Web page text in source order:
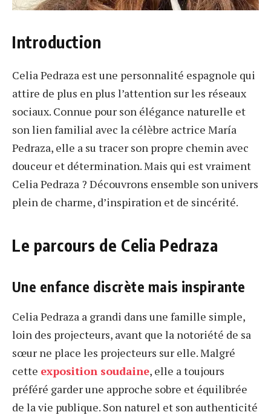
Introduction
Celia Pedraza est une personnalité espagnole qui
attire de plus en plus l’attention sur les réseaux
sociaux. Connue pour son élégance naturelle et
son lien familial avec la célèbre actrice María
Pedraza, elle a su tracer son propre chemin avec
douceur et détermination. Mais qui est vraiment
Celia Pedraza ? Découvrons ensemble son univers
plein de charme, d’inspiration et de sincérité.
Le parcours de Celia Pedraza
Une enfance discrète mais inspirante
Celia Pedraza a grandi dans une famille simple,
loin des projecteurs, avant que la notoriété de sa
sœur ne place les projecteurs sur elle. Malgré
cette exposition soudaine, elle a toujours
préféré garder une approche sobre et équilibrée
de la vie publique. Son naturel et son authenticité